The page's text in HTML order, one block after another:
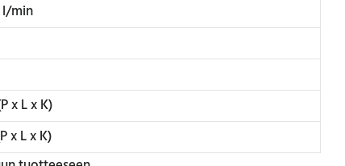
min
x L x K)
x L x K)